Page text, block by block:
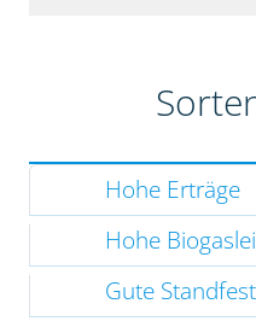
Hohe Erträge
Hohe
Gute